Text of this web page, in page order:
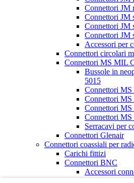
Connettori JM
Connettori JM
Connettori JM
Connettori JM
Accessori per
Connettori circolari
Connettori MS MIL
Bussole in
5015
Connettori MS
Connettori MS
Connettori MS
Connettori MS
Serracavi per
Connettori Glenair
Connettori coassiali per
Carichi fittizi
Connettori BNC
Accessori
Connettori